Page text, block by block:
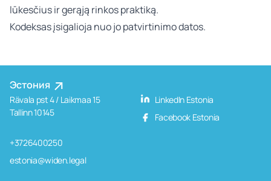
lūkesčius ir gerąją rinkos praktiką.
Kodeksas įsigalioja nuo jo patvirtinimo datos.
Эстония
Rävala pst 4 / Laikmaa 15
Tallinn 10145
+3726400250
estonia@widen.legal
LinkedIn Estonia
Facebook Estonia